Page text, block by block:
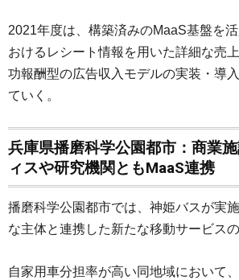
2021年度は、構築済みのMaaS基盤を
おけるレシート情報を用いた詳細な売
功報酬型の広告収入モデルの実装・導
ていく。
兵庫県播磨科学公園都市：商業
ィスや研究機関ともMaaS連携
播磨科学公園都市では、神姫バスが実
な主体と連携した新たな移動サービス
自家用車分担率が高い同地域において